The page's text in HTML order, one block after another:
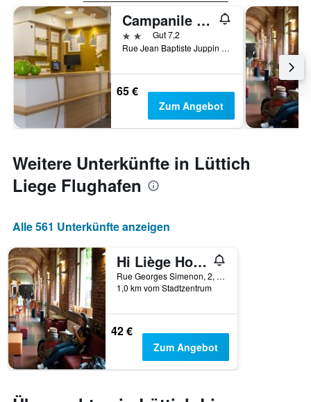
Campanile Hotel Liege
2 SterneGut 7,2
Rue Jean Baptiste Juppin 17/18, Lüttich, Belgien
65 €
Zum Angebot
Weitere Unterkünfte in Lüttich
Liege Flughafen
Alle 561 Unterkünfte anzeigen
Hi Liège Hostel
Rue Georges Simenon, 2, Lüttich, Belgien
1,0 km vom Stadtzentrum
42 €
Zum Angebot